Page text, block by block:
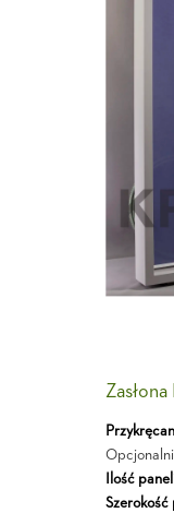
Ilość
Szerokość